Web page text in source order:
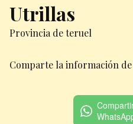
Utrillas
Provincia de teruel
Comparte la información